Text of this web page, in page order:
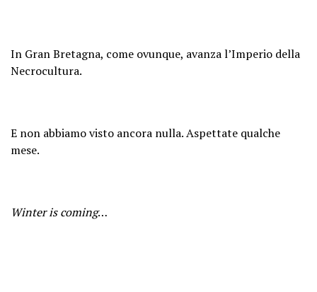
In Gran Bretagna, come ovunque, avanza l’Imperio della
Necrocultura.
E non abbiamo visto ancora nulla. Aspettate qualche
mese.
Winter is coming…